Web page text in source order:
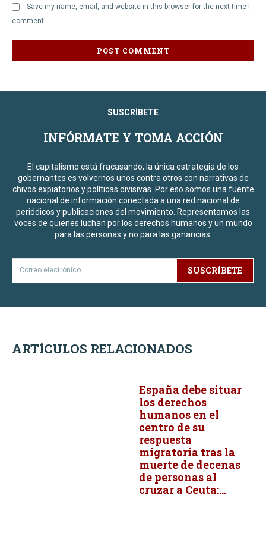
Save my name, email, and website in this browser for the next time I
comment.
SUSCRÍBETE
INFÓRMATE Y TOMA ACCIÓN
El capitalismo está fracasando, la única estrategia de los
gobernantes es volvernos unos contra otros con narrativas de
chivos expiatorios y políticas divisivas. Por eso somos una fuente
nacional de información conectada a una red nacional de
periódicos y publicaciones del movimiento. Representamos las
voces de quienes luchan por los derechos humanos y un mundo
para las personas y no para las ganancias.
SUSCRÍBETE
ARTÍCULOS RELACIONADOS
España debe situar
los derechos
humanos en el
centro de su
respuesta
migratoria tras la
muerte de decenas
de personas al
cruzar a Ceuta:...